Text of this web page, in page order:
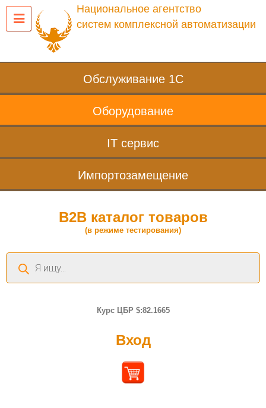
Национальное агентство
систем комплексной автоматизации
Обслуживание 1С
Оборудование
IT сервис
Импортозамещение
B2B каталог товаров
(в режиме тестирования)
Поиск
товаров
Курс ЦБР $:82.1665
Вход